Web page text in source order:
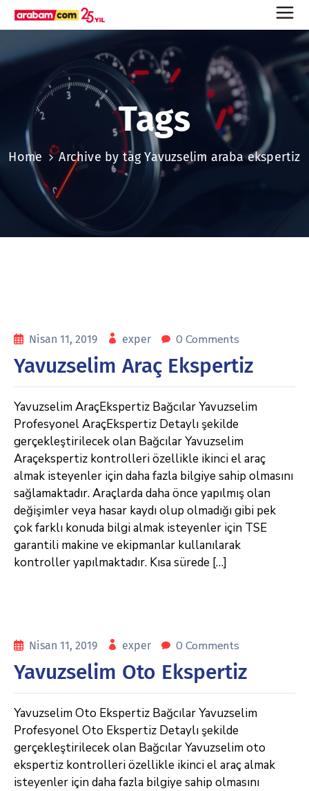
Tags
Home Archive by tag Yavuzselim araba ekspertiz
Nisan 11, 2019 exper 0 Comments
Yavuzselim Araç Ekspertiz
Yavuzselim AraçEkspertiz Bağcılar Yavuzselim
Profesyonel AraçEkspertiz Detaylı şekilde
gerçekleştirilecek olan Bağcılar Yavuzselim
Araçekspertiz kontrolleri özellikle ikinci el araç
almak isteyenler için daha fazla bilgiye sahip olmasını
sağlamaktadır. Araçlarda daha önce yapılmış olan
değişimler veya hasar kaydı olup olmadığı gibi pek
çok farklı konuda bilgi almak isteyenler için TSE
garantili makine ve ekipmanlar kullanılarak
kontroller yapılmaktadır. Kısa sürede […]
Nisan 11, 2019 exper 0 Comments
Yavuzselim Oto Ekspertiz
Yavuzselim Oto Ekspertiz Bağcılar Yavuzselim
Profesyonel Oto Ekspertiz Detaylı şekilde
gerçekleştirilecek olan Bağcılar Yavuzselim oto
ekspertiz kontrolleri özellikle ikinci el araç almak
isteyenler için daha fazla bilgiye sahip olmasını